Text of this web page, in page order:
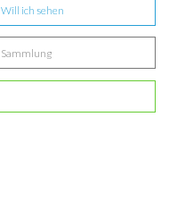
Will ich sehen
Sammlung